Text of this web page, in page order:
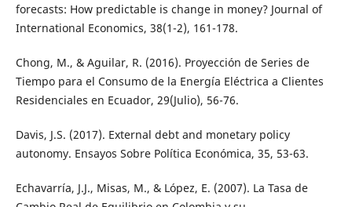
forecasts: How predictable is change in money? Journal of
International Economics, 38(1-2), 161-178.
Chong, M., & Aguilar, R. (2016). Proyección de Series de
Tiempo para el Consumo de la Energía Eléctrica a Clientes
Residenciales en Ecuador, 29(Julio), 56-76.
Davis, J.S. (2017). External debt and monetary policy
autonomy. Ensayos Sobre Política Económica, 35, 53-63.
Echavarría, J.J., Misas, M., & López, E. (2007). La Tasa de